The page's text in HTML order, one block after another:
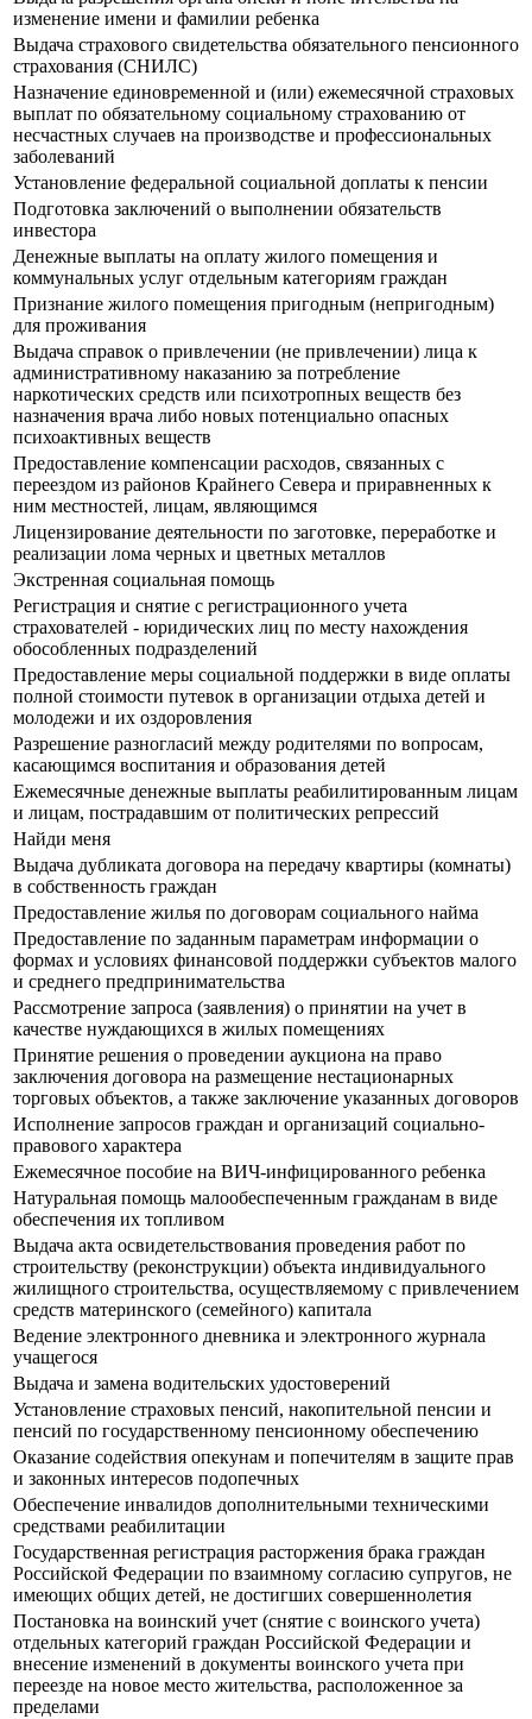
изменение имени и фамилии ребенка
Выдача страхового свидетельства обязательного пенсионного
страхования (СНИЛС)
Назначение единовременной и (или) ежемесячной страховых
выплат по обязательному социальному страхованию от
несчастных случаев на производстве и профессиональных
заболеваний
Установление федеральной социальной доплаты к пенсии
Подготовка заключений о выполнении обязательств
инвестора
Денежные выплаты на оплату жилого помещения и
коммунальных услуг отдельным категориям граждан
Признание жилого помещения пригодным (непригодным)
для проживания
Выдача справок о привлечении (не привлечении) лица к
административному наказанию за потребление
наркотических средств или психотропных веществ без
назначения врача либо новых потенциально опасных
психоактивных веществ
Предоставление компенсации расходов, связанных с
переездом из районов Крайнего Севера и приравненных к
ним местностей, лицам, являющимся
Лицензирование деятельности по заготовке, переработке и
реализации лома черных и цветных металлов
Экстренная социальная помощь
Регистрация и снятие с регистрационного учета
страхователей - юридических лиц по месту нахождения
обособленных подразделений
Предоставление меры социальной поддержки в виде оплаты
полной стоимости путевок в организации отдыха детей и
молодежи и их оздоровления
Разрешение разногласий между родителями по вопросам,
касающимся воспитания и образования детей
Ежемесячные денежные выплаты реабилитированным лицам
и лицам, пострадавшим от политических репрессий
Найди меня
Выдача дубликата договора на передачу квартиры (комнаты)
в собственность граждан
Предоставление жилья по договорам социального найма
Предоставление по заданным параметрам информации о
формах и условиях финансовой поддержки субъектов малого
и среднего предпринимательства
Рассмотрение запроса (заявления) о принятии на учет в
качестве нуждающихся в жилых помещениях
Принятие решения о проведении аукциона на право
заключения договора на размещение нестационарных
торговых объектов, а также заключение указанных договоров
Исполнение запросов граждан и организаций социально-
правового характера
Ежемесячное пособие на ВИЧ-инфицированного ребенка
Натуральная помощь малообеспеченным гражданам в виде
обеспечения их топливом
Выдача акта освидетельствования проведения работ по
строительству (реконструкции) объекта индивидуального
жилищного строительства, осуществляемому с привлечением
средств материнского (семейного) капитала
Ведение электронного дневника и электронного журнала
учащегося
Выдача и замена водительских удостоверений
Установление страховых пенсий, накопительной пенсии и
пенсий по государственному пенсионному обеспечению
Оказание содействия опекунам и попечителям в защите прав
и законных интересов подопечных
Обеспечение инвалидов дополнительными техническими
средствами реабилитации
Государственная регистрация расторжения брака граждан
Российской Федерации по взаимному согласию супругов, не
имеющих общих детей, не достигших совершеннолетия
Постановка на воинский учет (снятие с воинского учета)
отдельных категорий граждан Российской Федерации и
внесение изменений в документы воинского учета при
переезде на новое место жительства, расположенное за
пределами